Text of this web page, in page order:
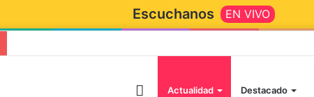
Escuchanos EN VIVO
Actualidad Destacado